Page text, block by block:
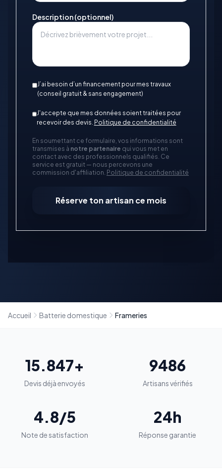
Description (optionnel)
J’ai besoin d’un financement pour mes travaux
(conseil gratuit & sans engagement)
J'accepte que mes données soient traitées pour
recevoir des devis. Politique de confidentialité
En soumettant ce formulaire, vos informations sont
transmises à notre partenaire qui vous met en
contact avec des professionnels qualifiés. Ce
service est gratuit — nous percevons une
commission d'affiliation. Politique de confidentialité
Réserve ton artisan ce mois
Accueil Batterie domestique Frameries
15.847+
Devis déjà envoyés
9486
Artisans vérifiés
4.8/5
Note de satisfaction
24h
Réponse garantie